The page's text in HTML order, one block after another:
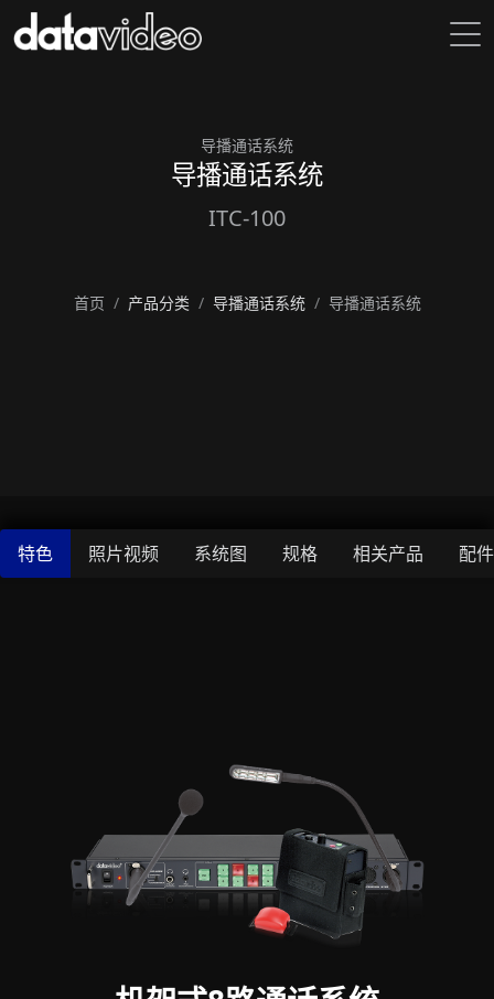
导播通话系统
导播通话系统
ITC-100
首页 产品分类 导播通话系统 导播通话系统
特色 照片视频 系统图 规格 相关产品 配件